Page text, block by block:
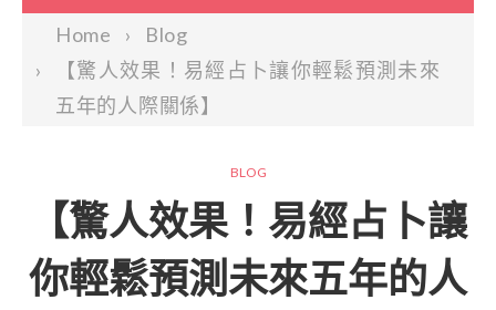
Home
Blog
【驚人效果！易經占卜讓你輕鬆預測未來
五年的人際關係】
BLOG
【驚人效果！易經占卜讓
你輕鬆預測未來五年的人